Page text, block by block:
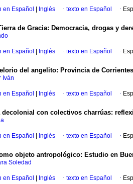
en Español Inglés · texto en Español ·
de Gracia: Democracia, drogas y
en Español Inglés · texto en Español ·
del angelito: Provincia de
Iván
en Español Inglés · texto en Español ·
decolonial con colectivos charrúas:
en Español Inglés · texto en Español ·
objeto antropológico: Estudio en
Soledad
en Español Inglés · texto en Español ·